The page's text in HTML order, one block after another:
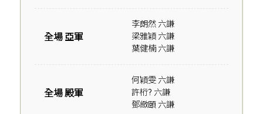
全場 亞軍
李朗然 六謙
梁雅穎 六謙
葉健楠 六謙
全場 殿軍
何穎雯 六謙
許桁? 六謙
鄧緻頤 六謙